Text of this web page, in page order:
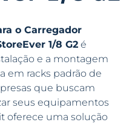
o Carregador
1/8 G2 é
e a montagem
em racks padrão de
que buscam
seus equipamentos
oferece uma solução